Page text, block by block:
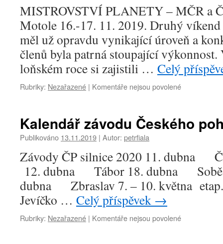
SCM
MISTROVSTVÍ PLANETY – MČR a
Motole 16.-17. 11. 2019. Druhý víkend
měl už opravdu vynikající úroveň a
členů byla patrná stoupající
loňském roce si zajistili … Celý
Rubriky: Nezařazené | Komentáře nejsou povolenéu
Mistrovství
a
dráze
Kalendář závodu Českého
Publikováno 13.11.2019 | Autor: petrfiala
Závody ČP silnice 2020 11. dubna
12. dubna Tábor 18.
dubna Zbraslav 7. – 10. května
Jevíčko … Celý příspěvek →
Rubriky: Nezařazené | Komentáře nejsou povolenéu